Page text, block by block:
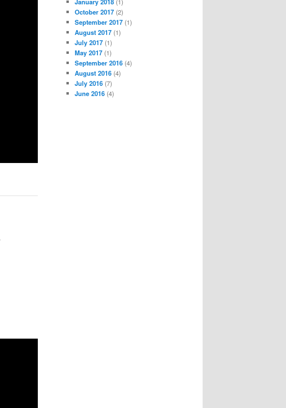
October 2017 (2)
September 2017 (1)
August 2017 (1)
July 2017 (1)
May 2017 (1)
September 2016 (4)
August 2016 (4)
July 2016 (7)
June 2016 (4)